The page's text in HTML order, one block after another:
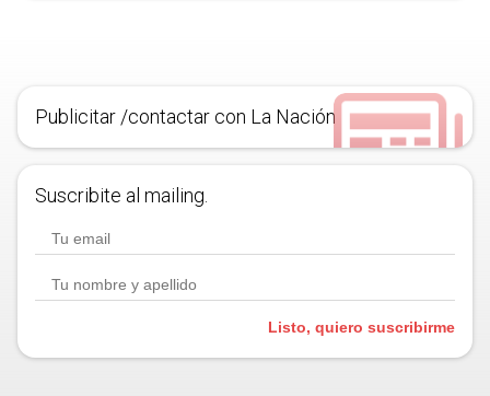
Publicitar /contactar con La Nación
Suscribite al mailing.
Listo, quiero suscribirme